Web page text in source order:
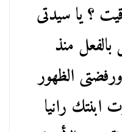
؟ يا سيدتى
بالفعل منذ
الظهور
ابنتك رانيا